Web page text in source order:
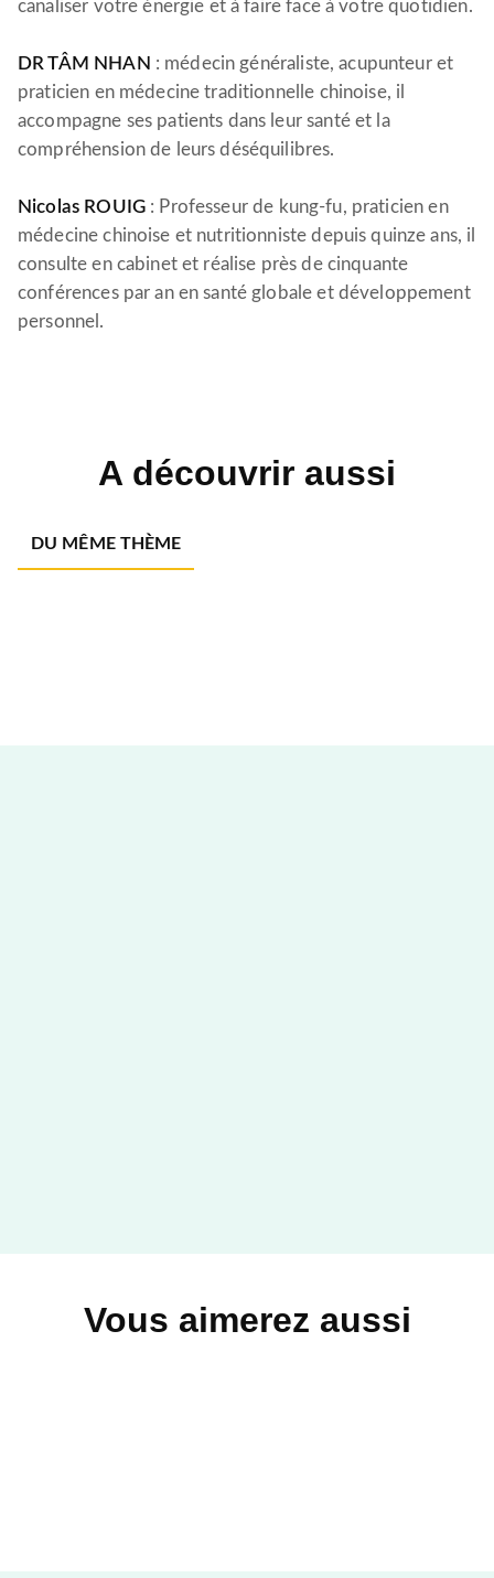
canaliser votre énergie et à faire face à votre quotidien.
DR TÂM NHAN : médecin généraliste, acupunteur et
praticien en médecine traditionnelle chinoise, il
accompagne ses patients dans leur santé et la
compréhension de leurs déséquilibres.
Nicolas ROUIG : Professeur de kung-fu, praticien en
médecine chinoise et nutritionniste depuis quinze ans, il
consulte en cabinet et réalise près de cinquante
conférences par an en santé globale et développement
personnel.
A découvrir aussi
DU MÊME THÈME
Vous aimerez aussi